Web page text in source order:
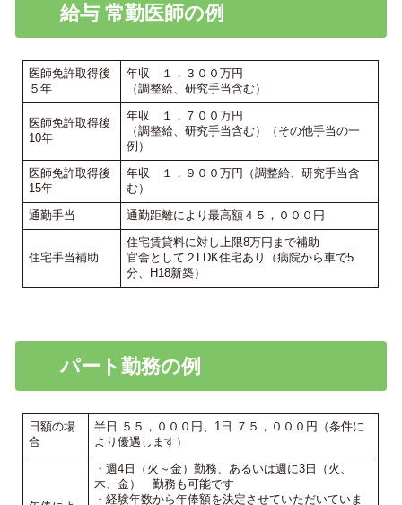
給与 常勤医師の例
医師免許取得後
５年
年収 １，３００万円
（調整給、研究手当含む）
医師免許取得後
10年
年収 １，７００万円
（調整給、研究手当含む）（その他手当の一
例）
医師免許取得後
15年
年収 １，９００万円（調整給、研究手当含
む）
通勤手当 通勤距離により最高額４５，０００円
住宅手当補助
住宅賃貸料に対し上限8万円まで補助
官舎として２LDK住宅あり（病院から車で5
分、H18新築）
パート勤務の例
日額の場
合
半日 ５５，０００円、1日 ７５，０００円（条件に
より優遇します）
・週4日（火～金）勤務、あるいは週に3日（火、
木、金） 勤務も可能です
・経験年数から年俸額を決定させていただいていま